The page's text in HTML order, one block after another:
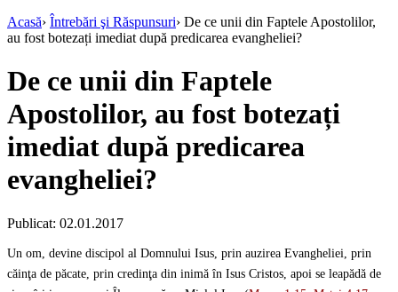
Acasă› Întrebări şi Răspunsuri› De ce unii din Faptele Apostolilor,
au fost botezați imediat după predicarea evangheliei?
De ce unii din Faptele
Apostolilor, au fost botezați
imediat după predicarea
evangheliei?
Publicat: 02.01.2017
Un om, devine discipol al Domnului Isus, prin auzirea Evangheliei, prin
căinţa de păcate, prin credinţa din inimă în Isus Cristos, apoi se leapădă de